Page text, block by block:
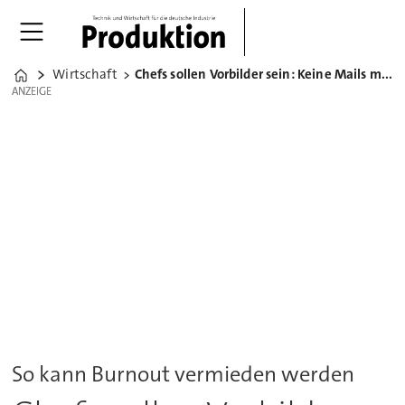
Home
Wirtschaft Chefs sollen Vorbilder sein: Keine Mails mehr um 22 Uhr
ANZEIGE
ANZEIGE
So kann Burnout vermieden werden